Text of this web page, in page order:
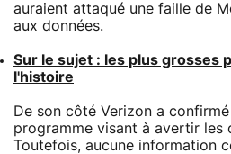
auraient attaqué une faille de
aux données.
Sur le sujet : les plus grosses
l'histoire
De son côté Verizon a
programme visant à avertir les
Toutefois, aucune information